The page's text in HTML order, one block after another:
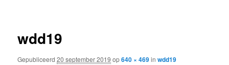
wdd19
Gepubliceerd20 september 2019 op640 × 469inwdd19